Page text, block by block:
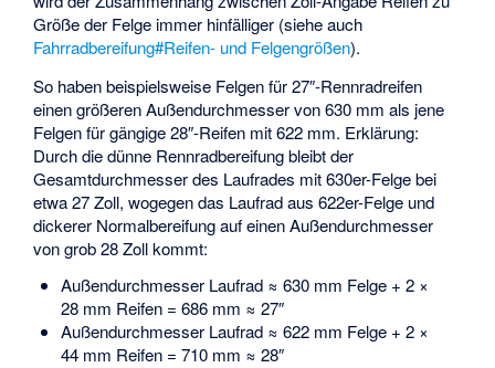
Größe der Felge immer hinfälliger (siehe auch
Fahrradbereifung#Reifen- und Felgengrößen).
So haben beispielsweise Felgen für 27″-Rennradreifen
einen größeren Außendurchmesser von 630 mm als jene
Felgen für gängige 28″-Reifen mit 622 mm. Erklärung:
Durch die dünne Rennradbereifung bleibt der
Gesamtdurchmesser des Laufrades mit 630er-Felge bei
etwa 27 Zoll, wogegen das Laufrad aus 622er-Felge und
dickerer Normalbereifung auf einen Außendurchmesser
von grob 28 Zoll kommt:
Außendurchmesser Laufrad ≈ 630 mm Felge + 2 ×
28 mm Reifen = 686 mm ≈ 27″
Außendurchmesser Laufrad ≈ 622 mm Felge + 2 ×
44 mm Reifen = 710 mm ≈ 28″